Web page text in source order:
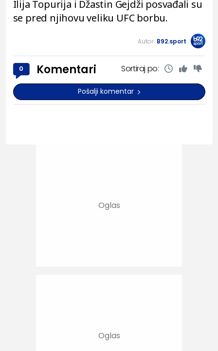
Ilija Topurija i Džastin Gejdži posvađali su
se pred njihovu veliku UFC borbu.
Autor: B92.sport
0 Komentari Sortiraj po:
Pošalji komentar